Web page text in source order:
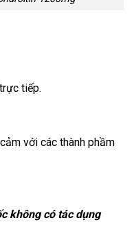
tiếp.
với các thành phầm
không có tác dụng